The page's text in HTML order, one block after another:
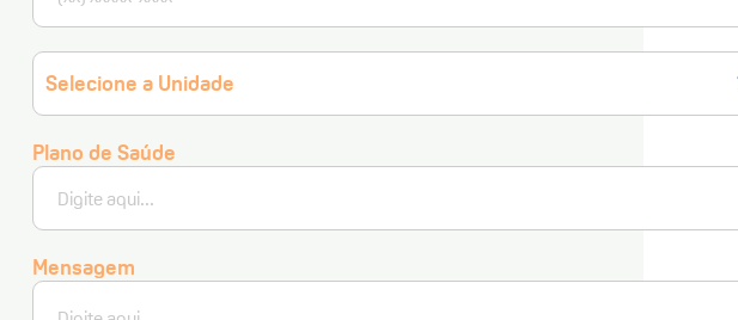
Selecione a Unidade
Plano de Saúde
Mensagem